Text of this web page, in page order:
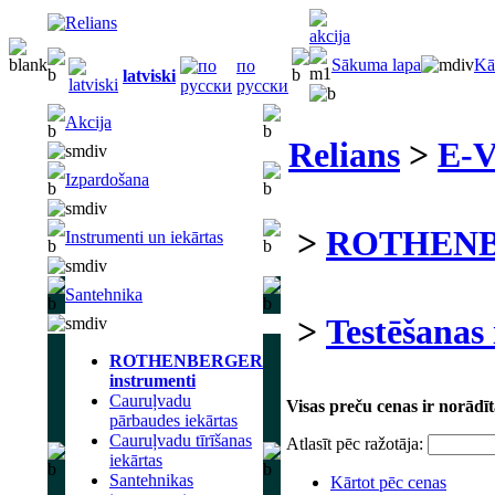
latviski
по
русски
Sākuma lapa
Akcija
Izpardošana
Instrumenti un iekārtas
Santehnika
ROTHENBERGER
instrumenti
Cauruļvadu
pārbaudes iekārtas
Cauruļvadu tīrīšanas
iekārtas
Santehnikas
Relians > E-
>
>
Visas preču cenas ir
Atlasīt pēc ražotāja:
Kārtot pēc cenas